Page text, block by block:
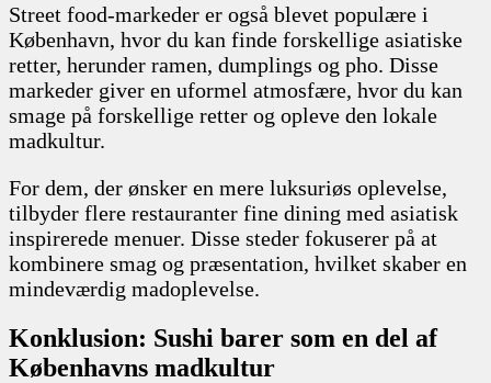
Street food-markeder er også blevet populære i
København, hvor du kan finde forskellige asiatiske
retter, herunder ramen, dumplings og pho. Disse
markeder giver en uformel atmosfære, hvor du kan
smage på forskellige retter og opleve den lokale
madkultur.
For dem, der ønsker en mere luksuriøs oplevelse,
tilbyder flere restauranter fine dining med asiatisk
inspirerede menuer. Disse steder fokuserer på at
kombinere smag og præsentation, hvilket skaber en
mindeværdig madoplevelse.
Konklusion: Sushi barer som en del af
Københavns madkultur